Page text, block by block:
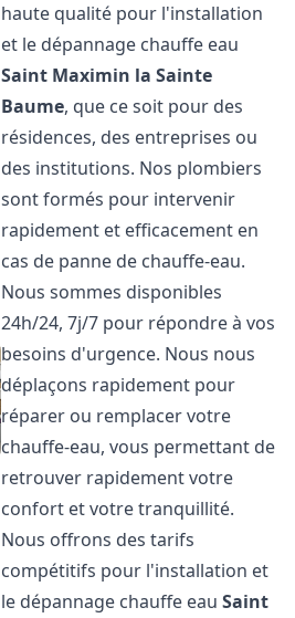
haute qualité pour l'installation
et le dépannage chauffe eau
Saint Maximin la Sainte
Baume, que ce soit pour des
résidences, des entreprises ou
des institutions. Nos plombiers
sont formés pour intervenir
rapidement et efficacement en
cas de panne de chauffe-eau.
Nous sommes disponibles
24h/24, 7j/7 pour répondre à vos
besoins d'urgence. Nous nous
déplaçons rapidement pour
réparer ou remplacer votre
chauffe-eau, vous permettant de
retrouver rapidement votre
confort et votre tranquillité.
Nous offrons des tarifs
compétitifs pour l'installation et
le dépannage chauffe eauSaint